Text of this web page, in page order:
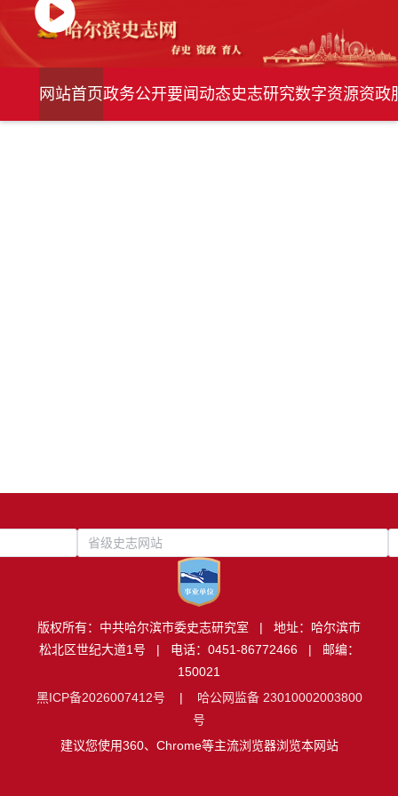
网站首页政务公开要闻动态史志研究数字资源资政
省级史志网站
版权所有：中共哈尔滨市委史志研究室 | 地址：哈尔滨市
松北区世纪大道1号 | 电话：0451-86772466 | 邮编：
150021
黑ICP备2026007412号 | 哈公网监备 23010002003800
号
建议您使用360、Chrome等主流浏览器浏览本网站